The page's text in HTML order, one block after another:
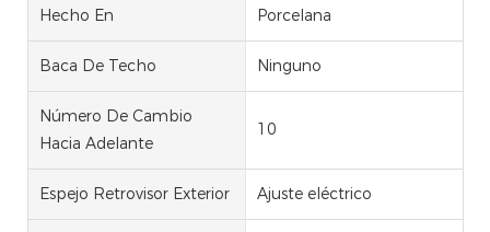
Hecho En Porcelana
Baca De Techo Ninguno
Número De Cambio
Hacia Adelante
10
Espejo Retrovisor Exterior Ajuste eléctrico